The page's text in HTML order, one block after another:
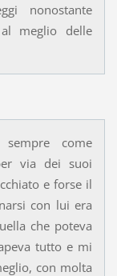
nonostante
meglio delle
come
via dei suoi
e forse il
con lui era
che poteva
tutto e mi
con molta